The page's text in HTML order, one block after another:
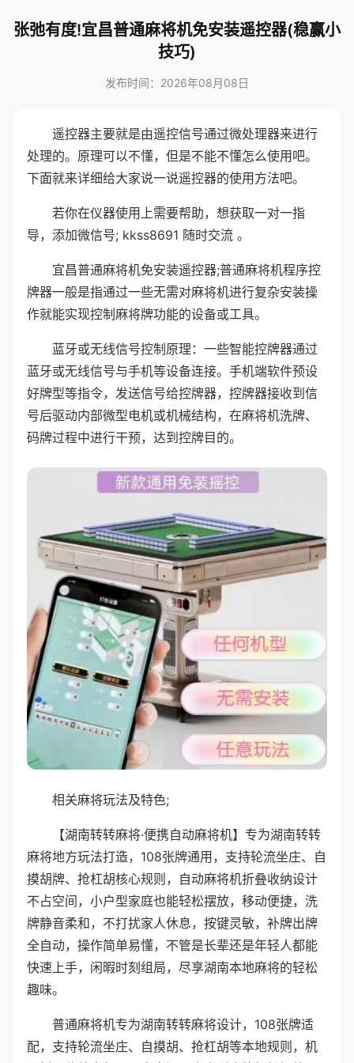
张弛有度!宜昌普通麻将机免安装遥控器(稳赢小
技巧)
发布时间：2026年08月08日
遥控器主要就是由遥控信号通过微处理器来进行
处理的。原理可以不懂，但是不能不懂怎么使用吧。
下面就来详细给大家说一说遥控器的使用方法吧。
若你在仪器使用上需要帮助，想获取一对一指
导，添加微信号; kkss8691 随时交流 。
宜昌普通麻将机免安装遥控器;普通麻将机程序控
牌器一般是指通过一些无需对麻将机进行复杂安装操
作就能实现控制麻将牌功能的设备或工具。
蓝牙或无线信号控制原理：一些智能控牌器通过
蓝牙或无线信号与手机等设备连接。手机端软件预设
好牌型等指令，发送信号给控牌器，控牌器接收到信
号后驱动内部微型电机或机械结构，在麻将机洗牌、
码牌过程中进行干预，达到控牌目的。
相关麻将玩法及特色;
【湖南转转麻将·便携自动麻将机】专为湖南转转
麻将地方玩法打造，108张牌通用，支持轮流坐庄、自
摸胡牌、抢杠胡核心规则，自动麻将机折叠收纳设计
不占空间，小户型家庭也能轻松摆放，移动便捷，洗
牌静音柔和，不打扰家人休息，按键灵敏，补牌出牌
全自动，操作简单易懂，不管是长辈还是年轻人都能
快速上手，闲暇时刻组局，尽享湖南本地麻将的轻松
趣味。
普通麻将机专为湖南转转麻将设计，108张牌适
配，支持轮流坐庄、自摸胡、抢杠胡等本地规则，机